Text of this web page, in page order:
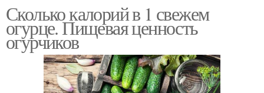
Сколько калорий в 1 свежем
огурце. Пищевая ценность
огурчиков